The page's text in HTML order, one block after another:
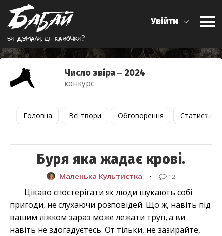
Ви думали, це казочки?
Увійти
Число звіра ‒ 2024
конкурс
Головна Всі твори Обговорення Статистика
Буря яка жадає крові.
Маленька Культистка • 12
Цікаво спостерігати як люди шукають собі
пригоди, не слухаючи розповідей. Що ж, навіть під
вашим ліжком зараз може лежати труп, а ви
навіть не здогадуєтесь. От тільки, не зазирайте,